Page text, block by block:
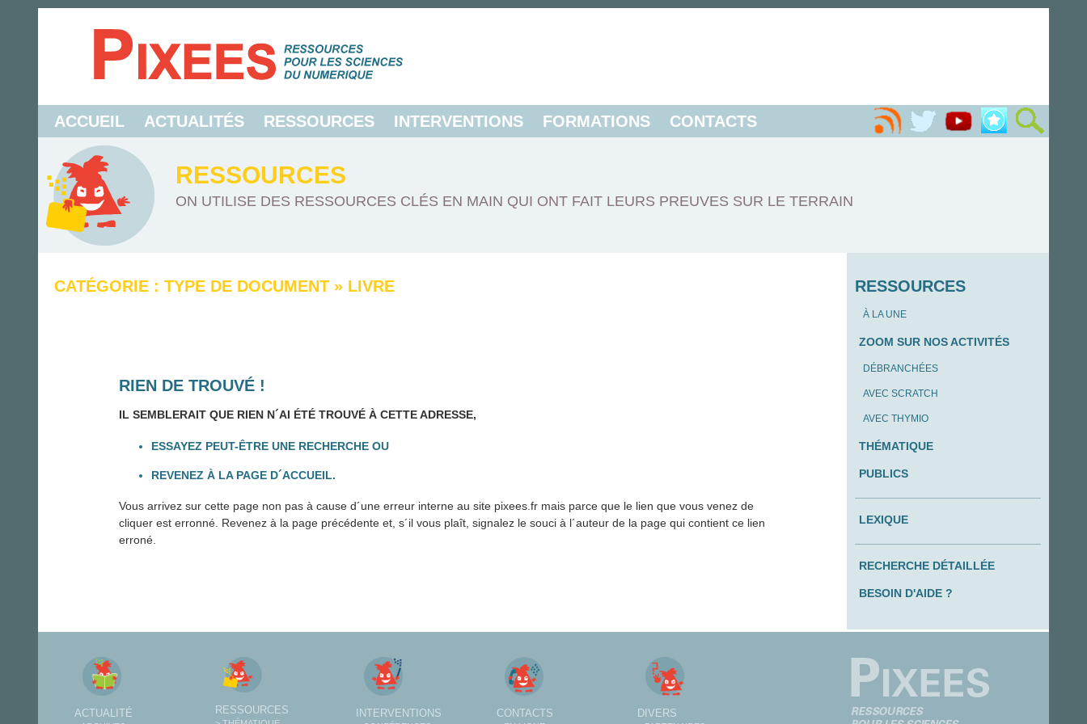
ACCUEIL ACTUALITÉS RESSOURCES INTERVENTIONS FORMATIONS CONTACTS
RESSOURCES
ON UTILISE DES RESSOURCES CLÉS EN MAIN QUI ONT FAIT LEURS PREUVES SUR LE TERRAIN
CATÉGORIE : TYPE DE DOCUMENT » LIVRE
RIEN DE TROUVÉ !
IL SEMBLERAIT QUE RIEN N´AI ÉTÉ TROUVÉ À CETTE ADRESSE,
ESSAYEZ PEUT-ÊTRE UNE RECHERCHE OU
REVENEZ À LA PAGE D´ACCUEIL.
Vous arrivez sur cette page non pas à cause d´une erreur interne au site pixees.fr mais parce que le lien que vous venez de
cliquer est erronné. Revenez à la page précédente et, s´il vous plaît, signalez le souci à l´auteur de la page qui contient ce lien
erroné.
RESSOURCES
À LA UNE
ZOOM SUR NOS ACTIVITÉS
DÉBRANCHÉES
AVEC SCRATCH
AVEC THYMIO
THÉMATIQUE
PUBLICS
LEXIQUE
RECHERCHE DÉTAILLÉE
BESOIN D'AIDE ?
ACTUALITÉ RESSOURCES INTERVENTIONS CONTACTS DIVERS